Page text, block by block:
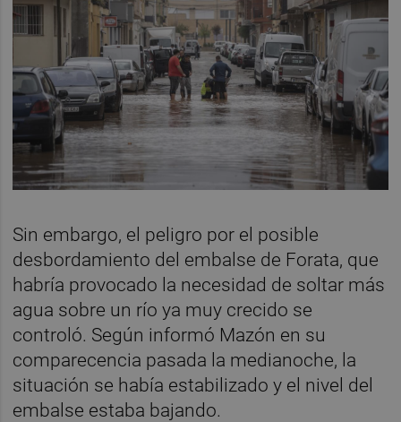
Sin embargo, el peligro por el posible
desbordamiento del embalse de Forata, que
habría provocado la necesidad de soltar más
agua sobre un río ya muy crecido se
controló. Según informó Mazón en su
comparecencia pasada la medianoche, la
situación se había estabilizado y el nivel del
embalse estaba bajando.